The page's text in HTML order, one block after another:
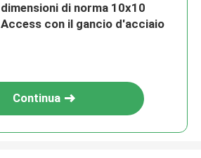
dimensioni di norma 10x10
Access con il gancio d'acciaio
Continua